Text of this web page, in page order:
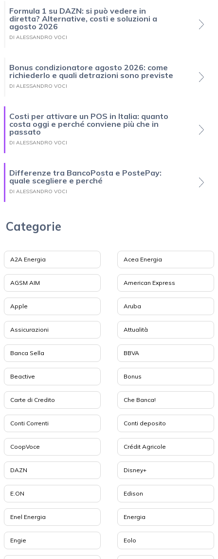
Formula 1 su DAZN: si può vedere in
diretta? Alternative, costi e soluzioni a
agosto 2026
DI ALESSANDRO VOCI
Bonus condizionatore agosto 2026: come
richiederlo e quali detrazioni sono previste
DI ALESSANDRO VOCI
Costi per attivare un POS in Italia: quanto
costa oggi e perché conviene più che in
passato
DI ALESSANDRO VOCI
Differenze tra BancoPosta e PostePay:
quale scegliere e perché
DI ALESSANDRO VOCI
Categorie
A2A Energia Acea Energia
AGSM AIM American Express
Apple Aruba
Assicurazioni Attualità
Banca Sella BBVA
Beactive Bonus
Carte di Credito Che Banca!
Conti Correnti Conti deposito
CoopVoce Crédit Agricole
DAZN Disney+
E.ON Edison
Enel Energia Energia
Engie Eolo